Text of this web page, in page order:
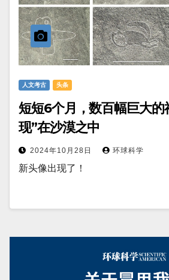
人文考古 头条
短短6个月，数百幅巨大的
现”在沙漠之中
2024年10月28日 环球科学
新头像出现了！